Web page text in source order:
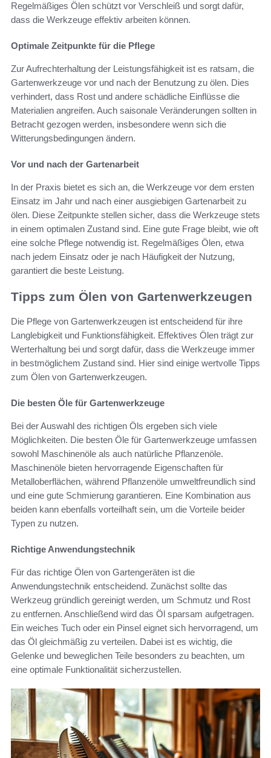
Regelmäßiges Ölen schützt vor Verschleiß und sorgt dafür,
dass die Werkzeuge effektiv arbeiten können.
Optimale Zeitpunkte für die Pflege
Zur Aufrechterhaltung der Leistungsfähigkeit ist es ratsam, die
Gartenwerkzeuge vor und nach der Benutzung zu ölen. Dies
verhindert, dass Rost und andere schädliche Einflüsse die
Materialien angreifen. Auch saisonale Veränderungen sollten in
Betracht gezogen werden, insbesondere wenn sich die
Witterungsbedingungen ändern.
Vor und nach der Gartenarbeit
In der Praxis bietet es sich an, die Werkzeuge vor dem ersten
Einsatz im Jahr und nach einer ausgiebigen Gartenarbeit zu
ölen. Diese Zeitpunkte stellen sicher, dass die Werkzeuge stets
in einem optimalen Zustand sind. Eine gute Frage bleibt, wie oft
eine solche Pflege notwendig ist. Regelmäßiges Ölen, etwa
nach jedem Einsatz oder je nach Häufigkeit der Nutzung,
garantiert die beste Leistung.
Tipps zum Ölen von Gartenwerkzeugen
Die Pflege von Gartenwerkzeugen ist entscheidend für ihre
Langlebigkeit und Funktionsfähigkeit. Effektives Ölen trägt zur
Werterhaltung bei und sorgt dafür, dass die Werkzeuge immer
in bestmöglichem Zustand sind. Hier sind einige wertvolle Tipps
zum Ölen von Gartenwerkzeugen.
Die besten Öle für Gartenwerkzeuge
Bei der Auswahl des richtigen Öls ergeben sich viele
Möglichkeiten. Die besten Öle für Gartenwerkzeuge umfassen
sowohl Maschinenöle als auch natürliche Pflanzenöle.
Maschinenöle bieten hervorragende Eigenschaften für
Metalloberflächen, während Pflanzenöle umweltfreundlich sind
und eine gute Schmierung garantieren. Eine Kombination aus
beiden kann ebenfalls vorteilhaft sein, um die Vorteile beider
Typen zu nutzen.
Richtige Anwendungstechnik
Für das richtige Ölen von Gartengeräten ist die
Anwendungstechnik entscheidend. Zunächst sollte das
Werkzeug gründlich gereinigt werden, um Schmutz und Rost
zu entfernen. Anschließend wird das Öl sparsam aufgetragen.
Ein weiches Tuch oder ein Pinsel eignet sich hervorragend, um
das Öl gleichmäßig zu verteilen. Dabei ist es wichtig, die
Gelenke und beweglichen Teile besonders zu beachten, um
eine optimale Funktionalität sicherzustellen.